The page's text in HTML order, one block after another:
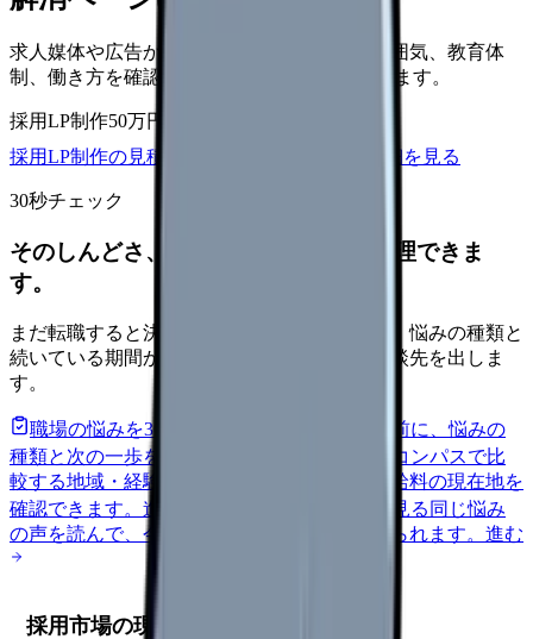
求人媒体や広告から来た看護師が、職場の雰囲気、教育体
制、働き方を確認して応募できるLPを設計します。
採用LP制作50万円〜
採用LP制作の見積もりを依頼
サービス詳細を見る
30秒チェック
そのしんどさ、転職すべきサインか整理できま
す。
まだ転職すると決めていなくても大丈夫です。悩みの種類と
続いている期間から、次に見るべき記事と相談先を出しま
す。
職場の悩みを30秒で診断
辞めるべきか迷う前に、悩みの
種類と次の一歩を整理します。
給料コンパスで比
較する地域・経験年数・施設形態から、今の給料の現在地を
確認できます。 進む 匿名掲示板で本音を見る 同じ悩み
の声を読んで、今の職場だけの問題か確かめられます。 進む
採用市場の現状